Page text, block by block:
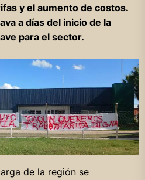
y el aumento de costos.
a días del inicio de la
para el sector.
de la región se